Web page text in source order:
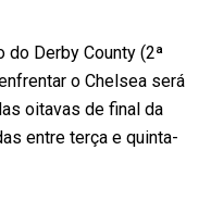
do Derby County (2ª
o Chelsea será
oitavas de final da
entre terça e quinta-